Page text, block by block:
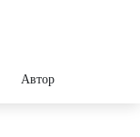
Авторы